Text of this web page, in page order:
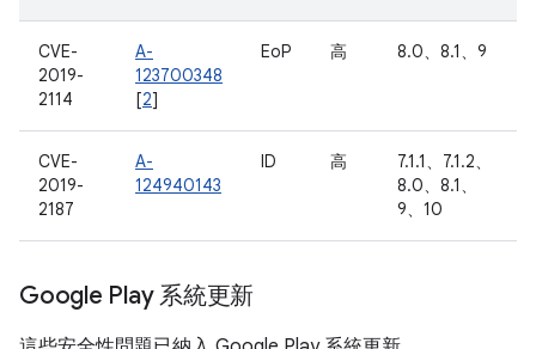
CVE-
2019-
2114
A-
123700348
[2]
EoP 高 8.0、8.1、9
CVE-
2019-
2187
A-
124940143
ID 高
7.1.1、7.1.2、
8.0、8.1、
9、10
Google Play 系統更新